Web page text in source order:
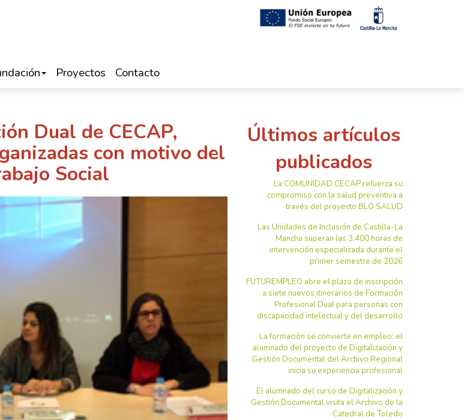
Proyectos Contacto
Dual de CECAP,
con motivo del
Social
Últimos artículos
publicados
La COMUNIDAD CECAP refuerza su
compromiso con la salud preventiva a
través del proyecto BLO SALUD
Las Unidades de Inclusión de Castilla-La
Mancha superan las 3.400 horas de
intervención especializada durante el
primer semestre de 2026
FUTUREMPLEO abre el plazo de inscripción
a siete nuevos itinerarios de Formación
Profesional Dual para personas con
discapacidad intelectual y del desarrollo
La formación se convierte en empleo: el
alumnado del proyecto de Digitalización y
Gestión Documental del Archivo Regional
inicia su experiencia profesional
El alumnado del curso de Digitalización y
Gestión Documental visita el Archivo de la
Catedral de Toledo